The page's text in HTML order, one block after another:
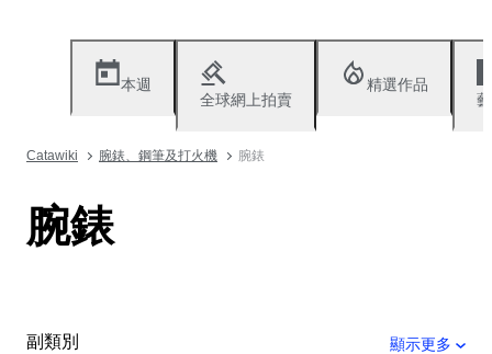
本週
全球網上拍賣
精選作品
Catawiki 腕錶、鋼筆及打火機 腕錶
腕錶
副類別 顯示更多